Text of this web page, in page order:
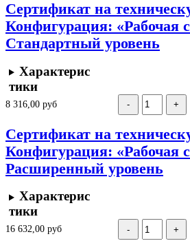
Сертификат на
Конфигурация: «Рабочая
Стандартный уровень
Характерис
тики
8 316,00 руб
Сертификат на
Конфигурация: «Рабочая
Расширенный уровень
Характерис
тики
16 632,00 руб